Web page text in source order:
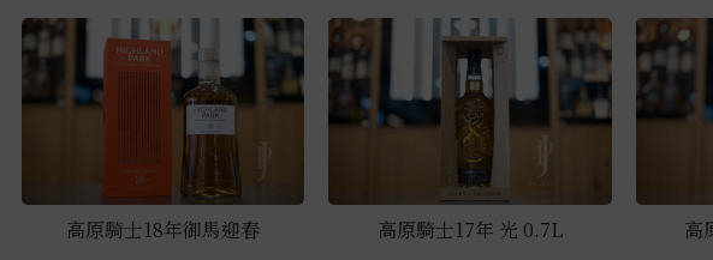
高原騎士18年御馬迎春 高原騎士17年 光 0.7L 高